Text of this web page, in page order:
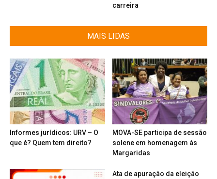
carreira
MAIS LIDAS
Informes jurídicos: URV – O
que é? Quem tem direito?
MOVA-SE participa de sessão
solene em homenagem às
Margaridas
Ata de apuração da eleição